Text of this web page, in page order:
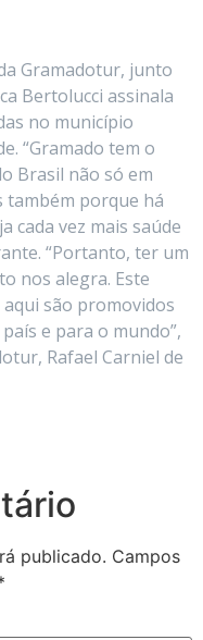
Gramadotur, junto
Bertolucci assinala
no município
“Gramado tem o
Brasil não só em
também porque há
cada vez mais saúde
“Portanto, ter um
nos alegra. Este
aqui são promovidos
e para o mundo”,
Rafael Carniel de
publicado. Campos